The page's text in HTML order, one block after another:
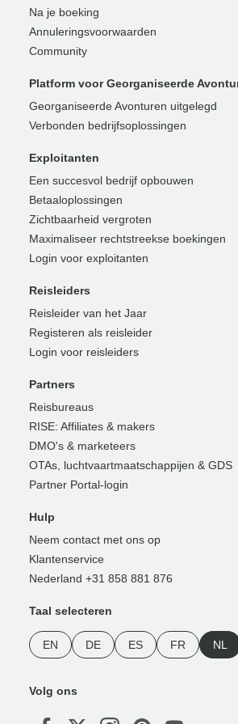
Na je boeking
Annuleringsvoorwaarden
Community
Platform voor Georganiseerde
Georganiseerde Avonturen uitgelegd
Verbonden bedrijfsoplossingen
Exploitanten
Een succesvol bedrijf opbouwen
Betaaloplossingen
Zichtbaarheid vergroten
Maximaliseer rechtstreekse boekingen
Login voor exploitanten
Reisleiders
Reisleider van het Jaar
Registeren als reisleider
Login voor reisleiders
Partners
Reisbureaus
RISE: Affiliates & makers
DMO's & marketeers
OTAs, luchtvaartmaatschappijen & GDS
Partner Portal-login
Hulp
Neem contact met ons op
Klantenservice
Nederland +31 858 881 876
Taal selecteren
EN DE ES FR NL
Volg ons